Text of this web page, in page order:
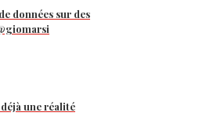
données sur des
une réalité